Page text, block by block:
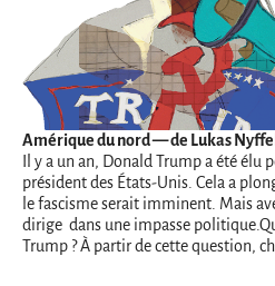
Amérique du nord— de Lukas
Il y a un an, Donald Trump a été élu
président des États-Unis. Cela a
le fascisme serait imminent. Mais
dirige dans une impasse
Trump ? À partir de cette question,